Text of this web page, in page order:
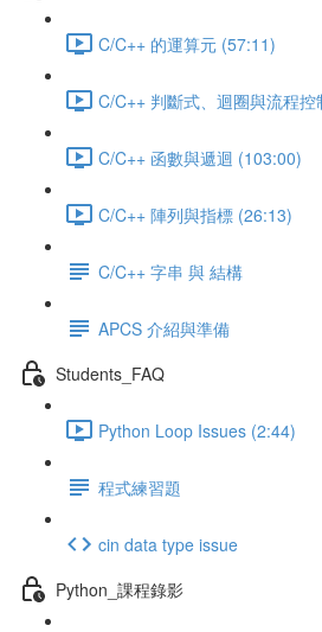
C/C++ 的運算元 (57:11)
C/C++ 判斷式、迴圈與流程
C/C++ 函數與遞迴 (103:00)
C/C++ 陣列與指標 (26:13)
C/C++ 字串 與 結構
APCS 介紹與準備
Students_FAQ
Python Loop Issues (2:44)
程式練習題
cin data type issue
Python_課程錄影